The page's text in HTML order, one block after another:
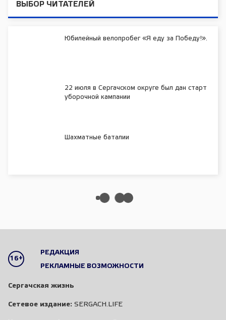
ВЫБОР ЧИТАТЕЛЕЙ
Юбилейный велопробег «Я еду за Победу!».
22 июля в Сергачском округе был дан старт
уборочной кампании
Шахматные баталии
16+
РЕДАКЦИЯ
РЕКЛАМНЫЕ ВОЗМОЖНОСТИ
Сергачская жизнь
Сетевое издание: SERGACH.LIFE